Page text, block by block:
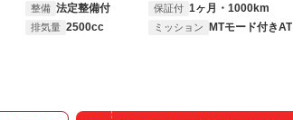
整備 法定整備付 保証付 1ヶ月・1000km
排気量 2500cc ミッション MTモード付きAT